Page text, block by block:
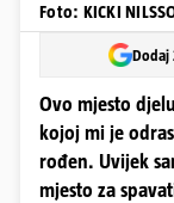
Foto: KICKI
Dodaj
Ovo mjesto
kojoj mi je
rođen. Uvijek
mjesto za